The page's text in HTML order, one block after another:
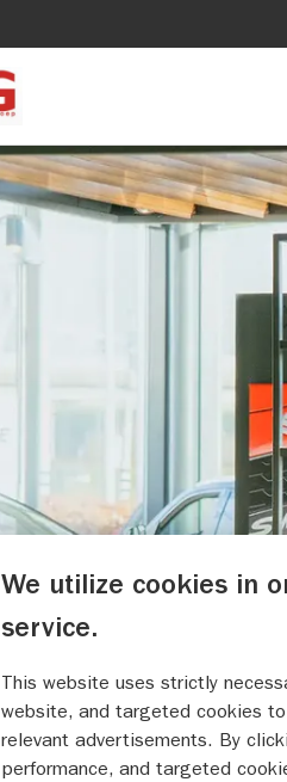
We utilize cookies in
service.
This website uses strictly
website, and targeted cookies
relevant advertisements. By
performance, and targeted